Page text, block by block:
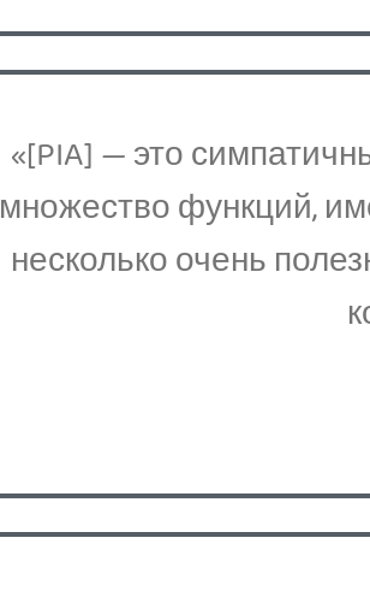
«[PIA] — это
множество функций,
несколько очень